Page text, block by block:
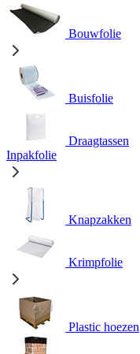
Bouwfolie
Buisfolie
Draagtassen
Inpakfolie
Knapzakken
Krimpfolie
Plastic hoezen